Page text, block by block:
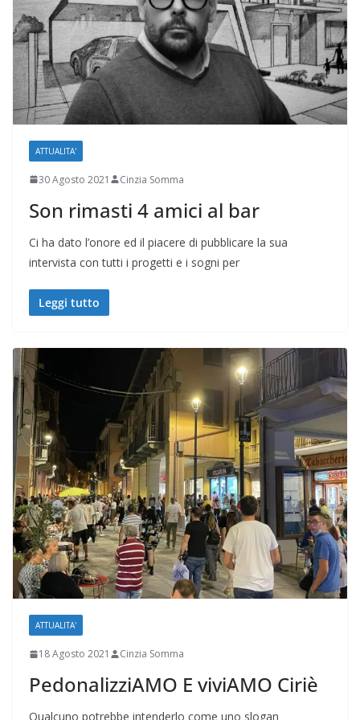
ATTUALITA'
30 Agosto 2021 Cinzia Somma
Son rimasti 4 amici al bar
Ci ha dato l’onore ed il piacere di pubblicare la sua
intervista con tutti i progetti e i sogni per
Leggi tutto
ATTUALITA'
18 Agosto 2021 Cinzia Somma
PedonalizziAMO E viviAMO Ciriè
Qualcuno potrebbe intenderlo come uno slogan